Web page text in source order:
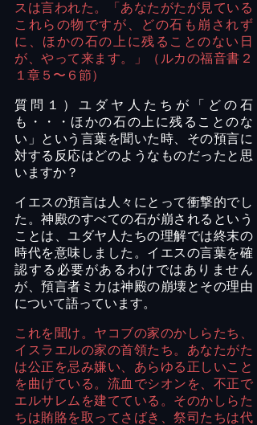
スは言われた。「あなたがたが見ている
これらの物ですが、どの石も崩されず
に、ほかの石の上に残ることのない日
が、やって来ます。」（ルカの福音書２
１章５〜６節）
質問１）ユダヤ人たちが「どの石
も・・・ほかの石の上に残ることのな
い」という言葉を聞いた時、その預言に
対する反応はどのようなものだったと思
いますか？
イエスの預言は人々にとって衝撃的でし
た。神殿のすべての石が崩されるという
ことは、ユダヤ人たちの理解では終末の
時代を意味しました。イエスの言葉を確
認する必要があるわけではありません
が、預言者ミカは神殿の崩壊とその理由
について語っています。
これを聞け。ヤコブの家のかしらたち、
イスラエルの家の首領たち。あなたがた
は公正を忌み嫌い、あらゆる正しいこと
を曲げている。流血でシオンを、不正で
エルサレムを建てている。そのかしらた
ちは賄賂を取ってさばき、祭司たちは代